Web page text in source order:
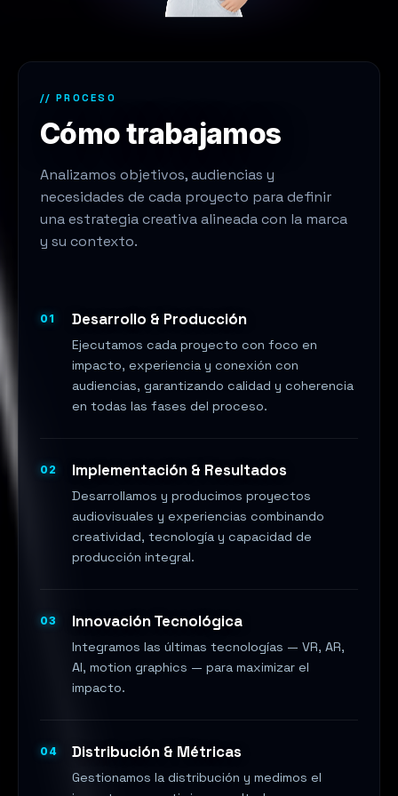
// PROCESO
Cómo trabajamos
Analizamos objetivos, audiencias y
necesidades de cada proyecto para definir
una estrategia creativa alineada con la marca
y su contexto.
01 Desarrollo & Producción
Ejecutamos cada proyecto con foco en
impacto, experiencia y conexión con
audiencias, garantizando calidad y coherencia
en todas las fases del proceso.
02 Implementación & Resultados
Desarrollamos y producimos proyectos
audiovisuales y experiencias combinando
creatividad, tecnología y capacidad de
producción integral.
03 Innovación Tecnológica
Integramos las últimas tecnologías — VR, AR,
AI, motion graphics — para maximizar el
impacto.
04 Distribución & Métricas
Gestionamos la distribución y medimos el